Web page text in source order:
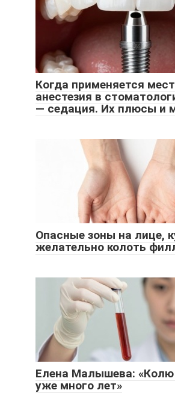
Когда применяется
анестезия в
— седация. Их плюсы и
Опасные зоны на лице,
желательно колоть
Елена Малышева: «Колю
уже много лет»